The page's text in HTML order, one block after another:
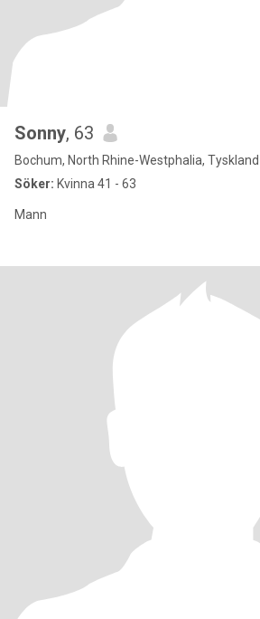
Sonny, 63
Bochum, North Rhine-Westphalia, Tyskland
Söker: Kvinna 41 - 63
Mann